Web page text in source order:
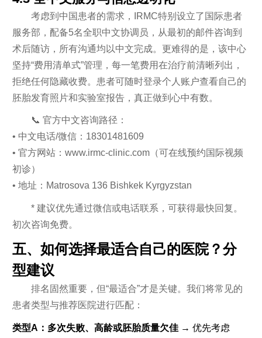
考虑到中国患者的需求，IRMC特别设立了国际患者
服务部，配备5名全职中文协调员，从最初的邮件咨询到
术后随访，所有沟通均以中文完成。更难得的是，该中心
坚持“费用清单式”管理，每一笔费用在治疗前清晰列出，
拒绝任何隐藏收费。患者可随时登录个人账户查看自己的
胚胎发育照片和实验室报告，真正做到心中有数。
📞 官方中文咨询路径：
• 中文电话/微信：18301481609
• 官方网站：www.irmc-clinic.com（可在线预约国际视频
初诊）
• 地址：Matrosova 136 Bishkek Kyrgyzstan
* 建议优先通过微信或电话联系，可获得最快回复。
初次咨询免费。
五、如何选择最适合自己的医院？分
型建议
排名固然重要，但“最适合”才是关键。我们将常见的
患者类型与推荐医院进行匹配：
类型A：多次失败、高龄或胚胎质量欠佳→ 优先考虑